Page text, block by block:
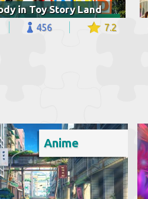
in Toy Story Land
456 7.2
Anime